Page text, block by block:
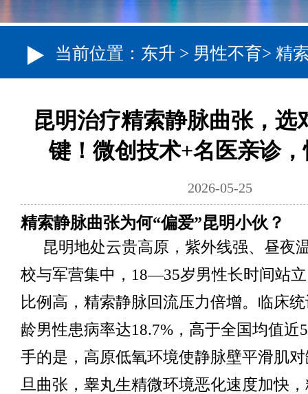
当前位置： 东升 > 男性不育> 精
昆明治疗精索静脉曲张，选
键！微创技术+名医亲诊
2026-05-25
精索静脉曲张为何“偏爱”昆明小伙？
昆明地处云贵高原，紫外线强、昼夜
校与军营集中，18—35岁男性长时间站
比例高，精索静脉回流压力倍增。临床
龄男性患病率达18.7%，高于全国均值近
手的是，高原低氧环境使静脉壁平滑肌
旦曲张，睾丸生精微环境恶化速度加快